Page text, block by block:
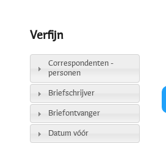
Verfijn
Correspondenten -
personen
Briefschrijver
Briefontvanger
Datum vóór